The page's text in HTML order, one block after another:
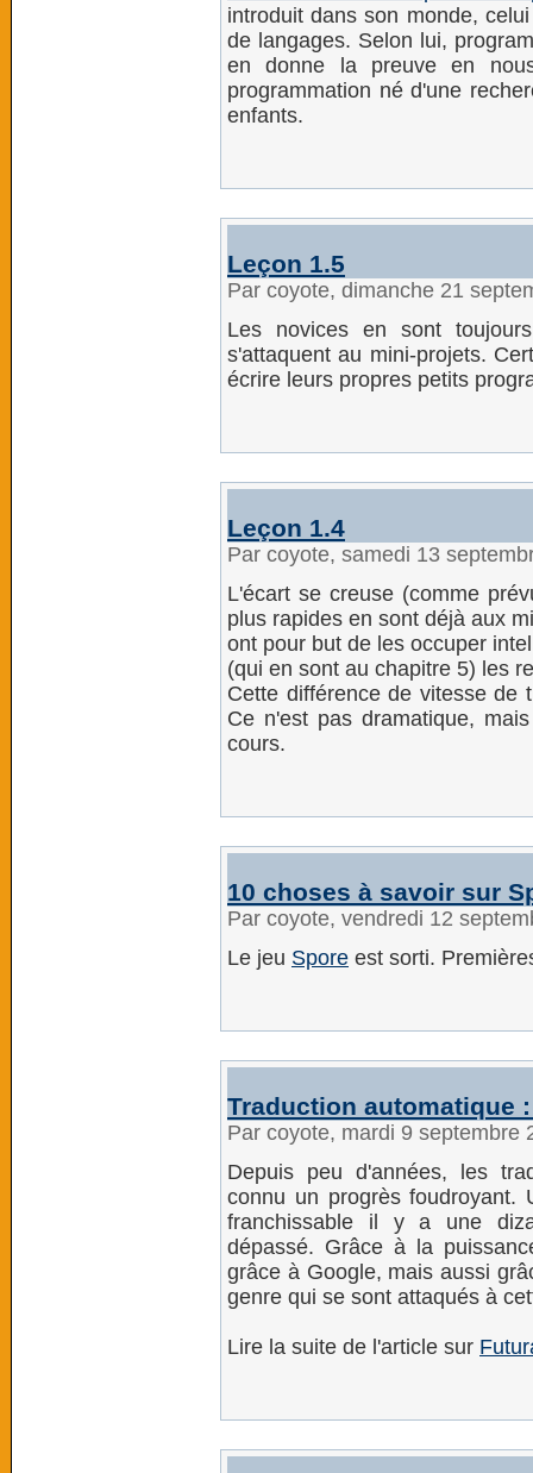
introduit dans son monde,
de langages. Selon lui,
en donne la preuve en
programmation né d'une
enfants.
Leçon 1.5
Par coyote, dimanche 21
Les novices en sont
s'attaquent au mini-projets.
écrire leurs propres petits
Leçon 1.4
Par coyote, samedi 13
L'écart se creuse (comme
plus rapides en sont déjà aux
ont pour but de les occuper
(qui en sont au chapitre 5) les
Cette différence de vitesse de
Ce n'est pas dramatique,
cours.
10 choses à savoir sur
Par coyote, vendredi 12
Le jeu Spore est sorti.
Traduction automatique
Par coyote, mardi 9 septembre
Depuis peu d'années, les
connu un progrès foudroyant.
franchissable il y a une
dépassé. Grâce à la
grâce à Google, mais aussi
genre qui se sont attaqués à
Lire la suite de l'article sur